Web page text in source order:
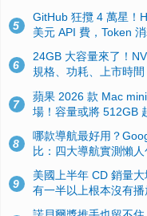
5
GitHub 狂攬 4 萬星！
美元 API 費，Token
6
24GB 大容量來了！
規格、功耗、上市時間
7
蘋果 2026 款 Mac
場！容量或將 512GB
8
哪款導航最好用？
比：四大導航實測懶人
9
美國上半年 CD 銷量
有一半以上根本沒有播